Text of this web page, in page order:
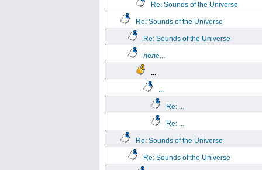
Re: Sounds of the Universe
Re: Sounds of the Universe
Re: Sounds of the Universe
леле...
...
...
Re: ...
Re: ...
Re: Sounds of the Universe
Re: Sounds of the Universe